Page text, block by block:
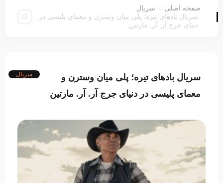
صفحه اصلی > سریال :
سریال بادهای تیره؛ پلی میان وسترن و معمای پلیسی در
دنیای جرج آر. آر. مارتین
سریال بادهای تیره؛ پلی میان وسترن و
معمای پلیسی در دنیای جرج آر. آر. مارتین
سریال